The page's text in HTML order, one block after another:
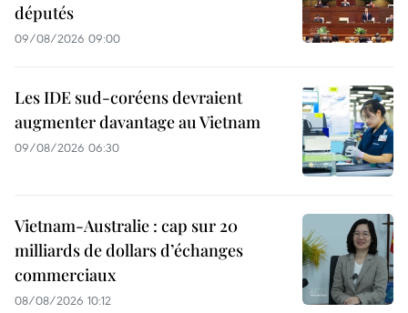
députés
09/08/2026 09:00
Les IDE sud-coréens devraient
augmenter davantage au Vietnam
09/08/2026 06:30
Vietnam-Australie : cap sur 20
milliards de dollars d’échanges
commerciaux
08/08/2026 10:12